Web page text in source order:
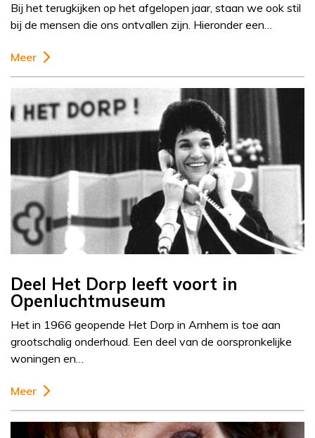
Bij het terugkijken op het afgelopen jaar, staan we ook stil
bij de mensen die ons ontvallen zijn. Hieronder een…
Meer
Deel Het Dorp leeft voort in
Openluchtmuseum
Het in 1966 geopende Het Dorp in Arnhem is toe aan
grootschalig onderhoud. Een deel van de oorspronkelijke
woningen en…
Meer